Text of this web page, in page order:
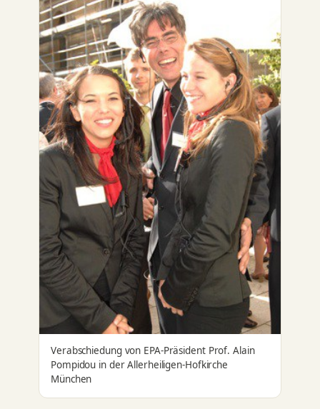
Verabschiedung von EPA-Präsident Prof. Alain
Pompidou in der Allerheiligen-Hofkirche
München